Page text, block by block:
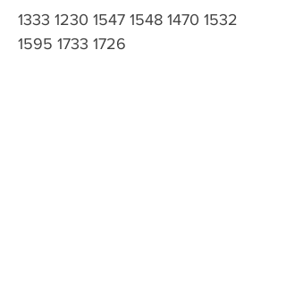
1333 1230 1547 1548 1470 1532
1595 1733 1726